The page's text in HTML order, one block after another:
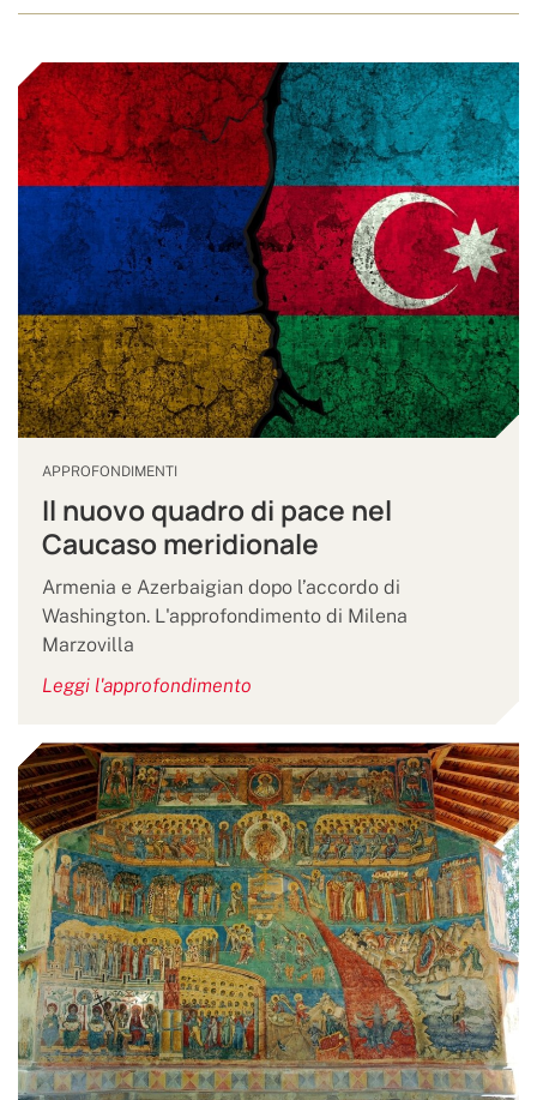
APPROFONDIMENTI
Il nuovo quadro di pace nel
Caucaso meridionale
Armenia e Azerbaigian dopo l’accordo di
Washington. L'approfondimento di Milena
Marzovilla
Leggi l'approfondimento